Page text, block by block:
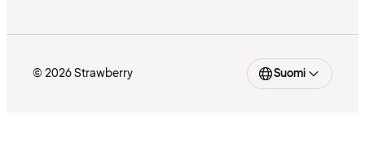
© 2026 Strawberry Suomi